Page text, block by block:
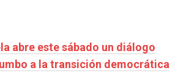
abre este sábado un diálogo
a la transición democrática